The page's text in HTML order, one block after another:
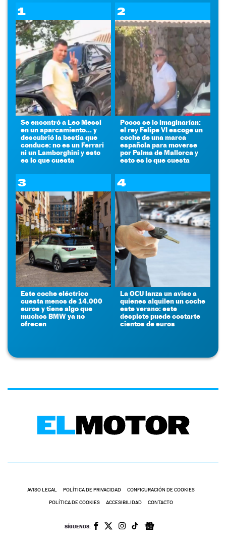
1
Se encontró a Leo Messi
en un aparcamiento... y
descubrió la bestia que
conduce: no es un Ferrari
ni un Lamborghini y esto
es lo que cuesta
2
Pocos se lo imaginarían:
el rey Felipe VI escoge un
coche de una marca
española para moverse
por Palma de Mallorca y
esto es lo que cuesta
3
Este coche eléctrico
cuesta menos de 14.000
euros y tiene algo que
muchos BMW ya no
ofrecen
4
La OCU lanza un aviso a
quienes alquilen un coche
este verano: este
despiste puede costarte
cientos de euros
AVISO LEGAL POLÍTICA DE PRIVACIDAD CONFIGURACIÓN DE COOKIES
POLÍTICA DE COOKIES ACCESIBILIDAD CONTACTO
SÍGUENOS: